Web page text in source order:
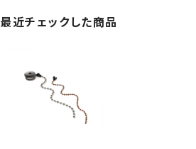
最近チェックした商品